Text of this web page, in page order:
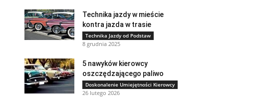
Technika jazdy w mieście
kontra jazda w trasie
Technika Jazdy od Podstaw
8 grudnia 2025
5 nawyków kierowcy
oszczędzającego paliwo
Doskonalenie Umiejętności Kierowcy
26 lutego 2026